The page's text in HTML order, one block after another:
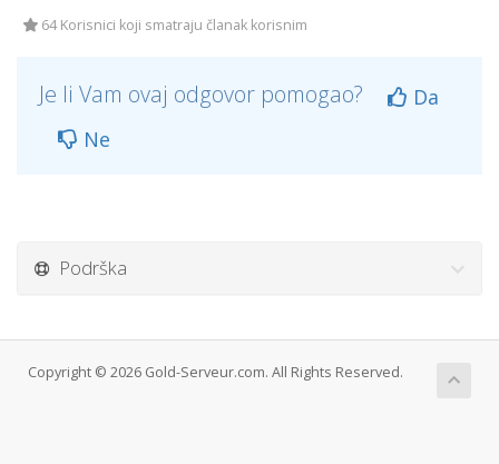
64 Korisnici koji smatraju članak korisnim
Je li Vam ovaj odgovor pomogao?
Da
Ne
Podrška
Copyright © 2026 Gold-Serveur.com. All Rights Reserved.